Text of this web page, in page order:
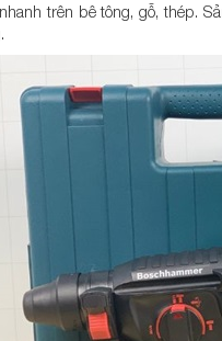
trên bê tông, gỗ, thép.